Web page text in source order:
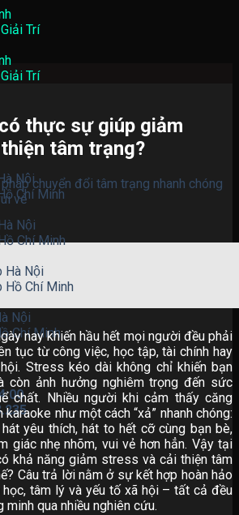
Nội
Chí Minh
Nội
Chí Minh
Hà Nội
Hồ Chí Minh
Nội
Chí Minh
thực sự giúp giảm
tâm trạng?
nay khiến hầu hết mọi người đều phải
tục từ công việc, học tập, tài chính hay
Stress kéo dài không chỉ khiến bạn
còn ảnh hưởng nghiêm trọng đến sức
chất. Nhiều người khi cảm thấy căng
như một cách “xả” nhanh chóng:
yêu thích, hát to hết cỡ cùng bạn bè,
giác nhẹ nhõm, vui vẻ hơn hẳn. Vậy tại
khả năng giảm stress và cải thiện tâm
Câu trả lời nằm ở sự kết hợp hoàn hảo
tâm lý và yếu tố xã hội – tất cả đều
qua nhiều nghiên cứu.